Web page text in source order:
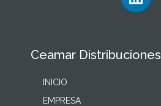
Ceamar Distribuciones
INICIO
EMPRESA